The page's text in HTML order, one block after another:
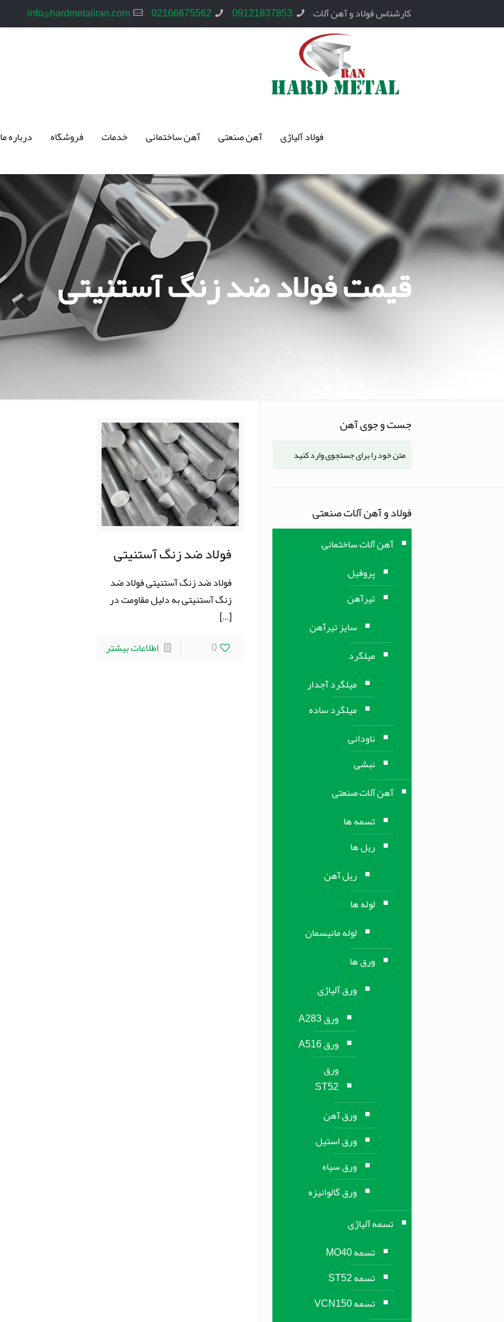
کارشناس فولاد و آهن آلات 09121637853
02166675562
info@hardmetaliran.com
فولاد آلیاژی آهن صنعتی آهن ساختمانی خدمات فروشگاه درباره ما
قیمت فولاد ضد زنگ آستنیتی
فولاد ضد زنگ آستنیتی
فولاد ضد زنگ آستنیتی فولاد ضد
زنگ آستنیتی به دلیل مقاومت در
[…]
0
اطلاعات بیشتر
جست و جوی آهن
فولاد و آهن آلات صنعتی
آهن آلات ساختمانی
پروفیل
تیرآهن
سایز تیرآهن
میلگرد
میلگرد آجدار
میلگرد ساده
ناودانی
نبشی
آهن آلات صنعتی
تسمه ها
ریل ها
ریل آهن
لوله ها
لوله مانیسمان
ورق ها
ورق آلیاژی
ورق A283
ورق A516
ورق
ST52
ورق آهن
ورق استیل
ورق سیاه
ورق گالوانیزه
تسمه آلیاژی
تسمه MO40
تسمه ST52
تسمه VCN150